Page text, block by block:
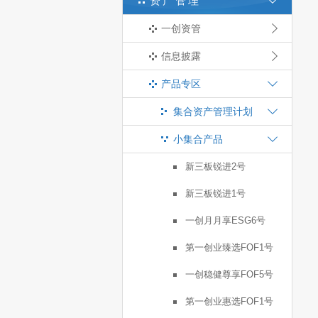
一创资管
信息披露
产品专区
集合资产管理计划
小集合产品
新三板锐进2号
新三板锐进1号
一创月月享ESG6号
第一创业臻选FOF1号
一创稳健尊享FOF5号
第一创业惠选FOF1号